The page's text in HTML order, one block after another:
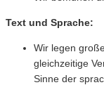
Text und Sprache:
Wir legen
gleichzeitige
Sinne der